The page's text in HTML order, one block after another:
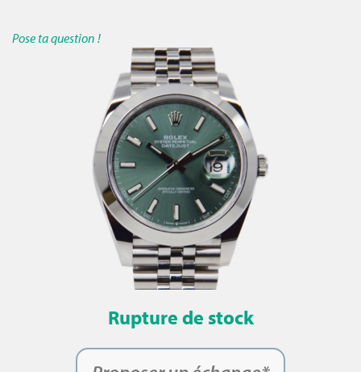
Pose ta question !
Rupture de stock